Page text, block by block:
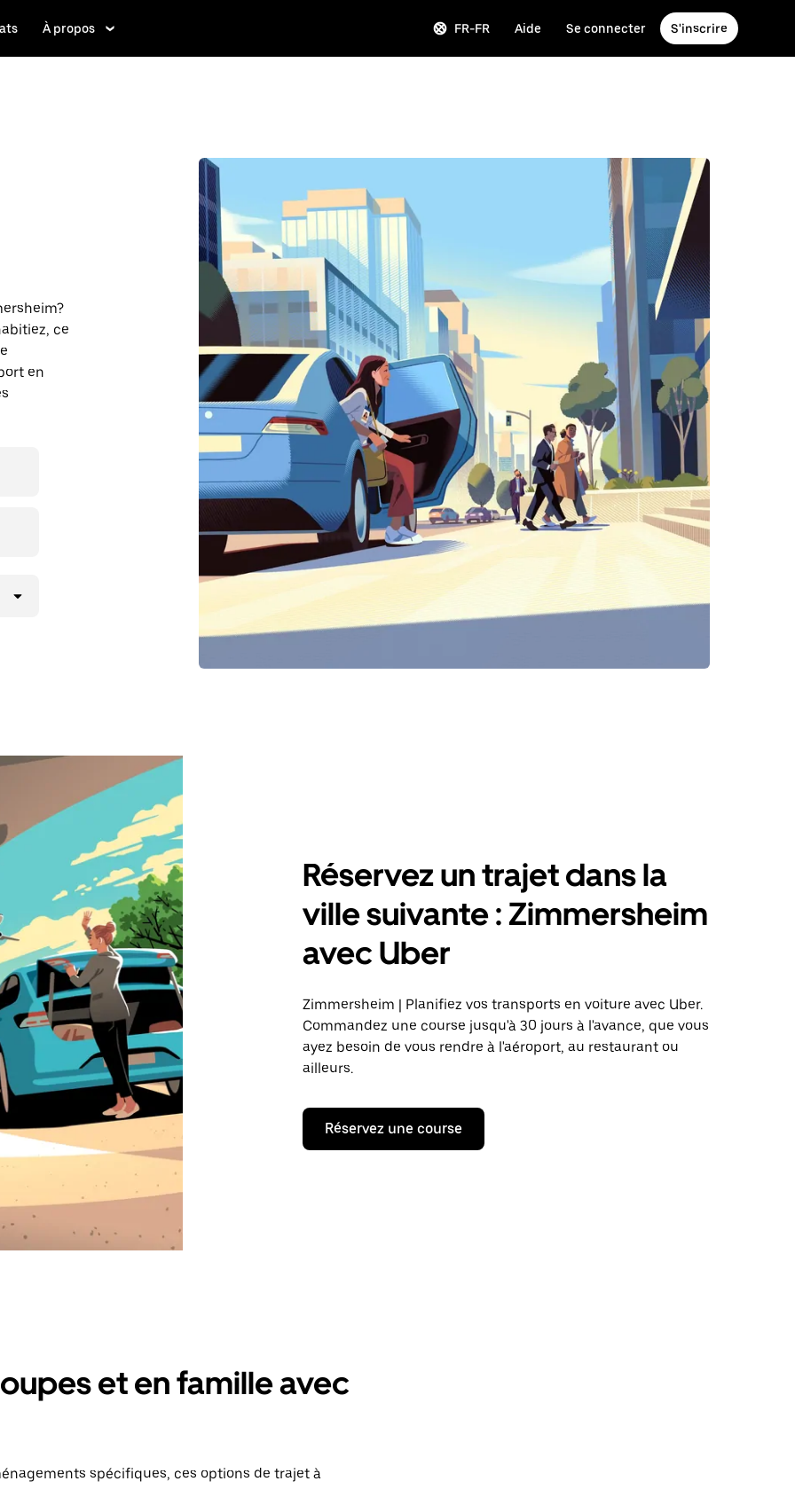
À propos FR-FR Aide Se connecter S'inscrire
ce
en
Réservez un trajet dans la
ville suivante : Zimmersheim
avec Uber
Zimmersheim | Planifiez vos transports en voiture avec Uber.
Commandez une course jusqu'à 30 jours à l'avance, que vous
ayez besoin de vous rendre à l'aéroport, au restaurant ou
ailleurs.
Réservez une course
et en famille avec
spécifiques, ces options de trajet à